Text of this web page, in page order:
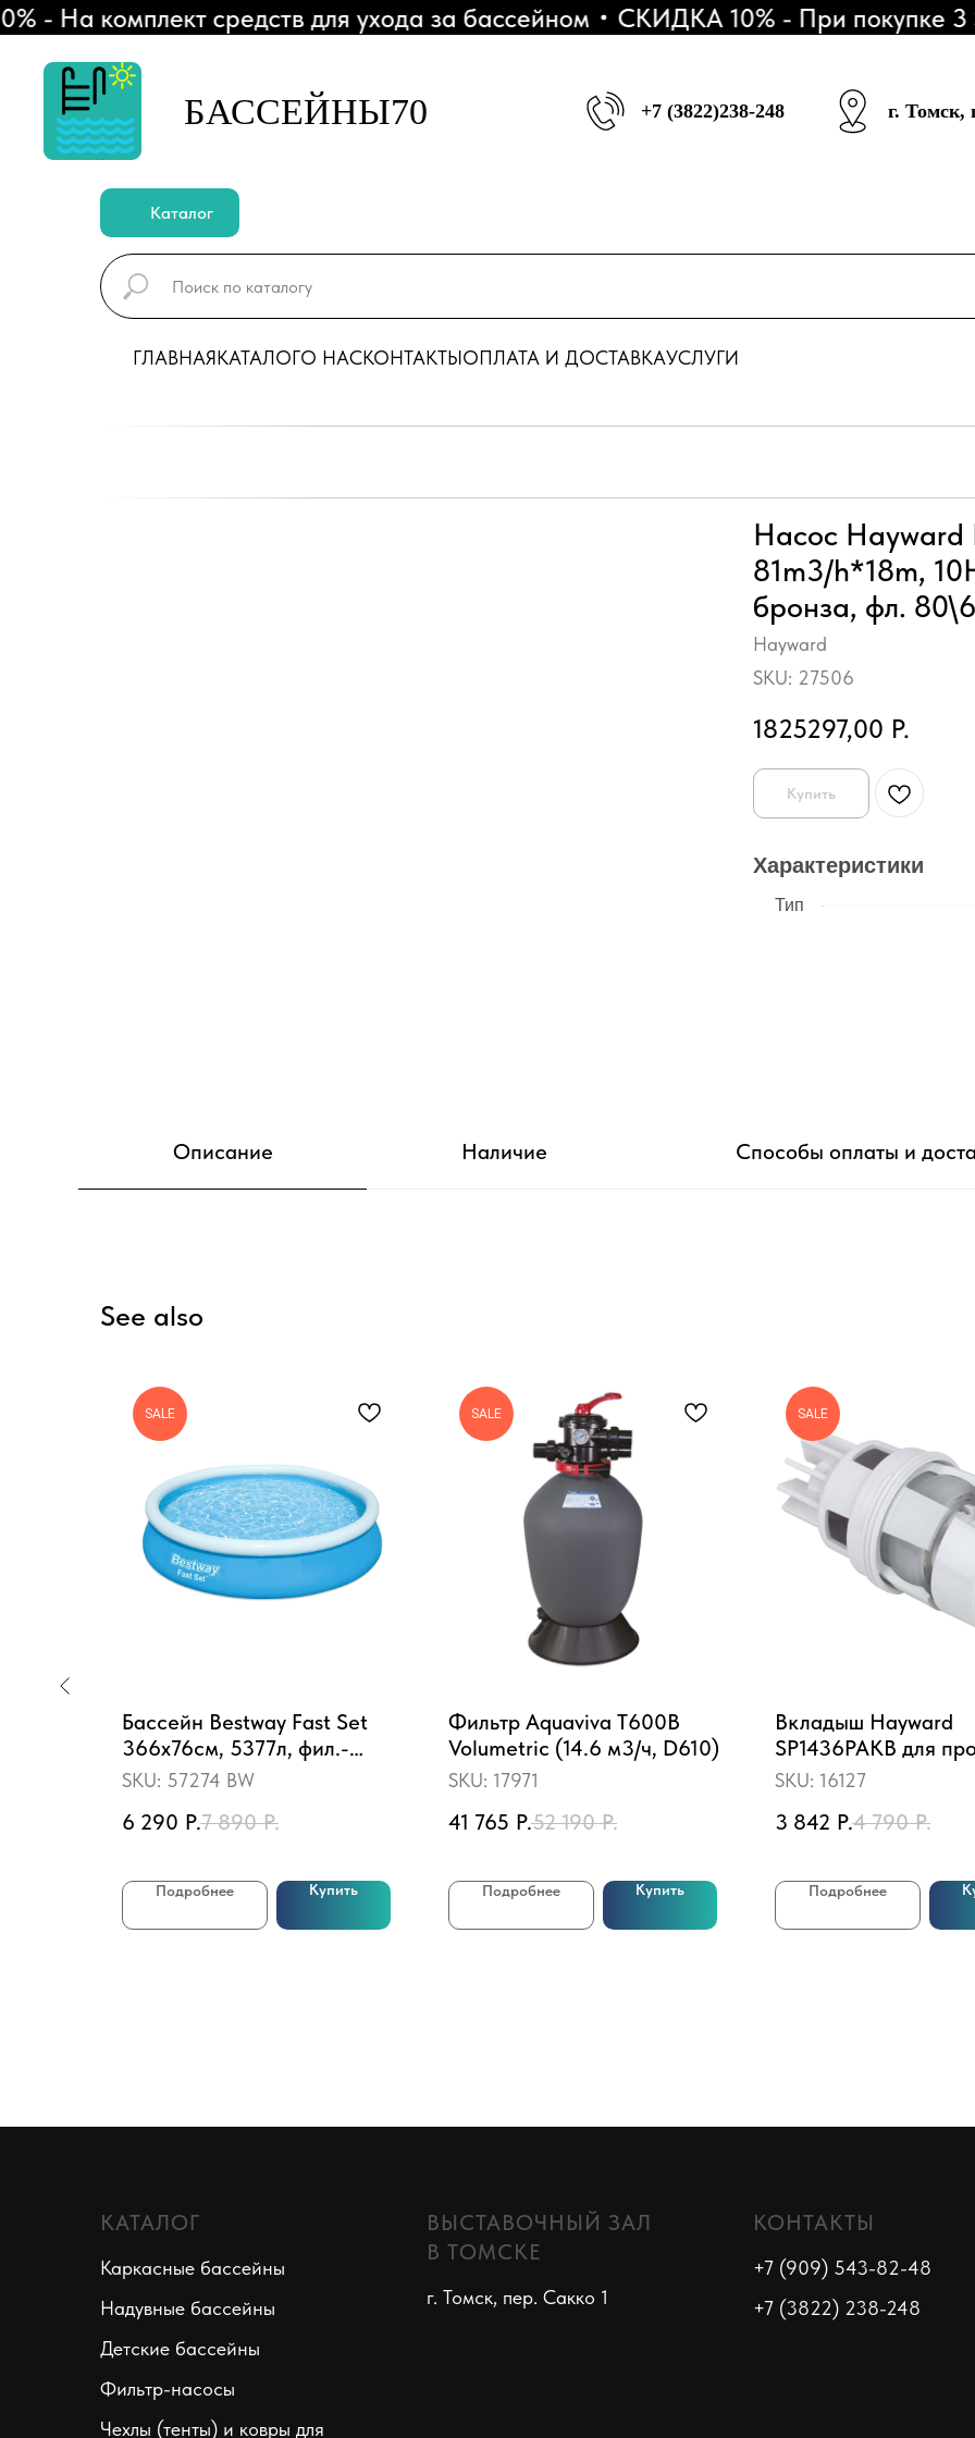
На комплект средств для ухода за бассейном СКИДКА 10% - При покупке 3
БАССЕЙНЫ70 +7 (3822)238-248 г. Томск,
Каталог
ГЛАВНАЯКАТАЛОГО НАСКОНТАКТЫОПЛАТА И ДОСТАВКАУСЛУГИ
Насос Hayward
81m3/h*18m,
бронза, фл.
Hayward
SKU: 27506
1825297,00 Р.
Купить
Характеристики
Тип
Описание Наличие Способы оплаты и
See also
SALE
Бассейн Bestway Fast Set
366х76см, 5377л, фил.-
насос 1249л/ч (57274 BW)
SKU: 57274 BW
6 290 Р.7 890 Р.
Подробнее Купить
SALE
Фильтр Aquaviva T600B
Volumetric (14.6 м3/ч, D610)
SKU: 17971
41 765 Р.52 190 Р.
Подробнее Купить
SALE
Вкладыш Hayward
SP1436PAKB для
JET-AIR
SKU: 16127
3 842 Р.4 790 Р.
Подробнее
КАТАЛОГ
Каркасные бассейны
Надувные бассейны
Детские бассейны
Фильтр-насосы
Чехлы (тенты) и ковры для
ВЫСТАВОЧНЫЙ ЗАЛ
В ТОМСКЕ
г. Томск, пер. Сакко 1
КОНТАКТЫ
+7 (909) 543-82-48
+7 (3822) 238-248